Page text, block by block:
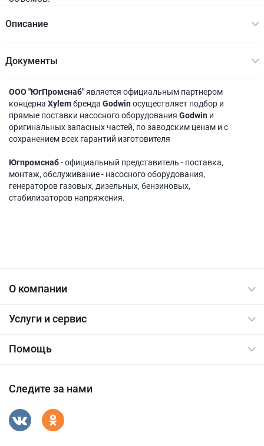
Описание
Документы
ООО "ЮгПромснаб"является официальным партнером
концерна Xylemбренда Godwinосуществляет подбор и
прямые поставки насосного оборудования Godwin и
оригинальных запасных частей, по заводским ценам и с
сохранением всех гарантий изготовителя
Югпромснаб- официальный представитель - поставка,
монтаж, обслуживание - насосного оборудования,
генераторов газовых, дизельных, бензиновых,
стабилизаторов напряжения.
О компании
Услуги и сервис
Помощь
Следите за нами